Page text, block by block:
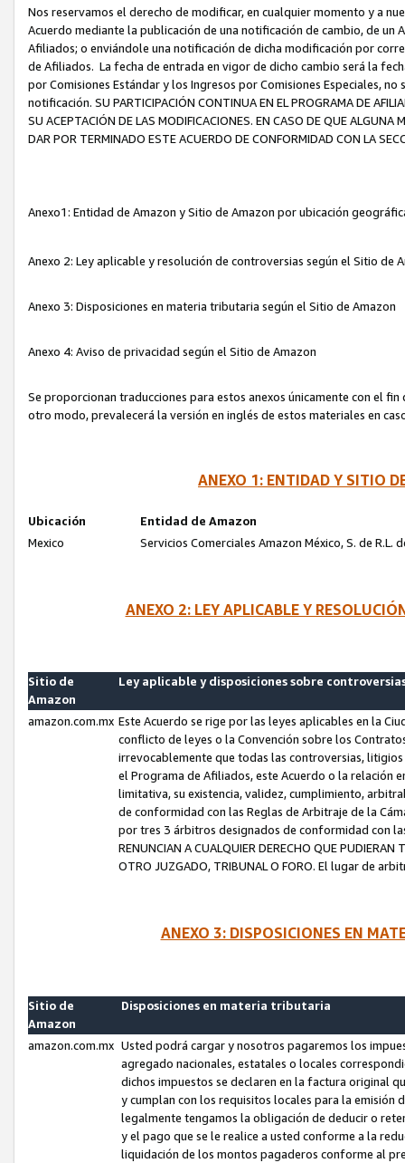
Nos reservamos el derecho de modificar, en cualquier momento y a
Acuerdo mediante la publicación de una notificación de cambio, de
Afiliados; o enviándole una notificación de dicha modificación por
de Afiliados. La fecha de entrada en vigor de dicho cambio será la
por Comisiones Estándar y los Ingresos por Comisiones Especiales,
notificación. SU PARTICIPACIÓN CONTINUA EN EL PROGRAMA DE
SU ACEPTACIÓN DE LAS MODIFICACIONES. EN CASO DE QUE ALGUNA
DAR POR TERMINADO ESTE ACUERDO DE CONFORMIDAD CON LA
Anexo1: Entidad de Amazon y Sitio de Amazon por ubicación
Anexo 2: Ley aplicable y resolución de controversias según el Sitio de
Anexo 3: Disposiciones en materia tributaria según el Sitio de Amazon
Anexo 4: Aviso de privacidad según el Sitio de Amazon
Se proporcionan traducciones para estos anexos únicamente con el
otro modo, prevalecerá la versión en inglés de estos materiales en
ANEXO 1: ENTIDAD Y SITIO
Ubicación
Entidad de Amazon
Mexico
Servicios Comerciales Amazon México, S. de R.L.
ANEXO 2: LEY APLICABLE Y
Sitio de
Amazon
Ley aplicable y disposiciones sobre
amazon.com.mx Este Acuerdo se rige por las leyes aplicables en la
conflicto de leyes o la Convención sobre los
irrevocablemente que todas las controversias,
el Programa de Afiliados, este Acuerdo o la relación
limitativa, su existencia, validez, cumplimiento,
de conformidad con las Reglas de Arbitraje de la
por tres 3 árbitros designados de conformidad con las
RENUNCIAN A CUALQUIER DERECHO QUE
OTRO JUZGADO, TRIBUNAL O FORO. El lugar de
ANEXO 3: DISPOSICIONES EN
Sitio de
Amazon
Disposiciones en materia tributaria
amazon.com.mx Usted podrá cargar y nosotros pagaremos los
agregado nacionales, estatales o locales
dichos impuestos se declaren en la factura original
y cumplan con los requisitos locales para la emisión
legalmente tengamos la obligación de deducir o
y el pago que se le realice a usted conforme a la
liquidación de los montos pagaderos conforme al